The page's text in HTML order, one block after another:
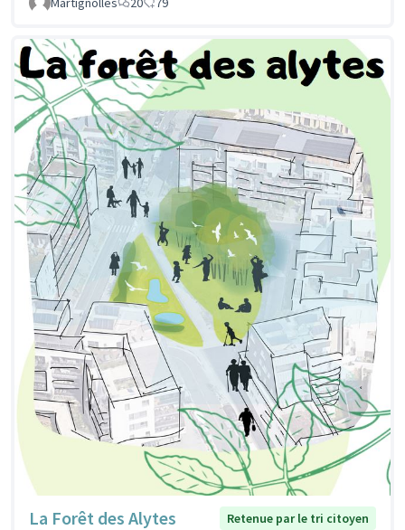
La Forêt des Alytes
Retenue par le tri citoyen